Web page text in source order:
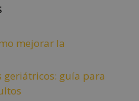
mejorar la
geriátricos: guía para